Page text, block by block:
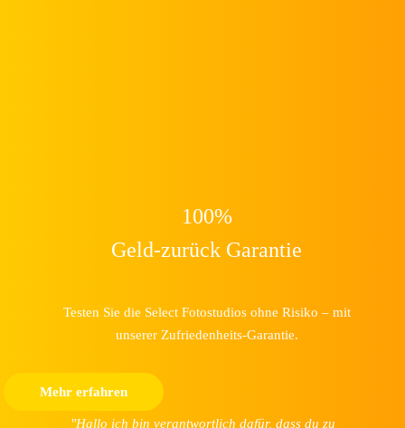
100%
Geld-zurück Garantie
Testen Sie die Select Fotostudios ohne Risiko – mit
unserer Zufriedenheits-Garantie.
Mehr erfahren
"Hallo ich bin verantwortlich dafür, dass du zu